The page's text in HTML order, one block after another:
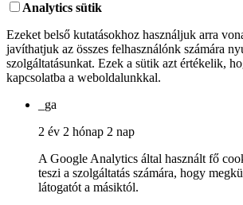
Analytics sütik
Ezeket belső kutatásokhoz használjuk arra
javíthatjuk az összes felhasználónk számára
szolgáltatásunkat. Ezek a sütik azt értékelik,
kapcsolatba a weboldalunkkal.
_ga
2 év 2 hónap 2 nap
A Google Analytics által használt fő
teszi a szolgáltatás számára, hogy
látogatót a másiktól.